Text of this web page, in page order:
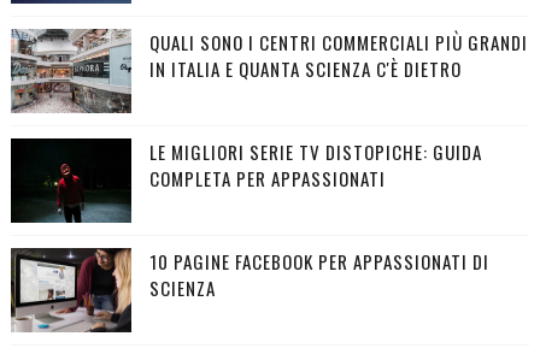
QUALI SONO I CENTRI COMMERCIALI PIÙ GRANDI
IN ITALIA E QUANTA SCIENZA C'È DIETRO
LE MIGLIORI SERIE TV DISTOPICHE: GUIDA
COMPLETA PER APPASSIONATI
10 PAGINE FACEBOOK PER APPASSIONATI DI
SCIENZA